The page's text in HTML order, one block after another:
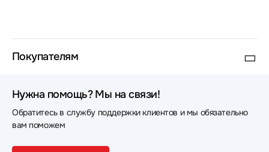
Покупателям
Нужна помощь? Мы на связи!
Обратитесь в службу поддержки клиентов и мы обязательно
вам поможем